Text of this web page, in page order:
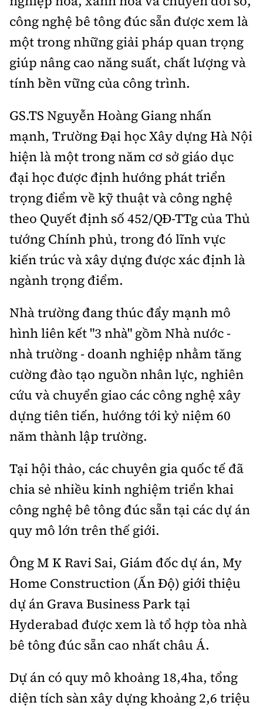
Tổng biên tập:Nguyễn Thị Hồng Nga
Phó Tổng biên tập:Nguyễn Sơn Tùng,
Nguyễn Đức Thắng, La Đức Hùng
Hotline:
0901 514 799
Quảng cáo và Phát hành:
0915 057 282
Cấm sao chép dưới mọi hình thức nếu không có sự
chấp thuận bằng văn bản.
Thông tin tòa
soạn
công nghệ bê tông đúc sẵn được xem là
một trong những giải pháp quan trọng
giúp nâng cao năng suất, chất lượng và
tính bền vững của công trình.
GS.TS Nguyễn Hoàng Giang nhấn
mạnh, Trường Đại học Xây dựng Hà Nội
hiện là một trong năm cơ sở giáo dục
đại học được định hướng phát triển
trọng điểm về kỹ thuật và công nghệ
theo Quyết định số 452/QĐ-TTg của Thủ
tướng Chính phủ, trong đó lĩnh vực
kiến trúc và xây dựng được xác định là
ngành trọng điểm.
Nhà trường đang thúc đẩy mạnh mô
hình liên kết "3 nhà" gồm Nhà nước -
nhà trường - doanh nghiệp nhằm tăng
cường đào tạo nguồn nhân lực, nghiên
cứu và chuyển giao các công nghệ xây
dựng tiên tiến, hướng tới kỷ niệm 60
năm thành lập trường.
Tại hội thảo, các chuyên gia quốc tế đã
chia sẻ nhiều kinh nghiệm triển khai
công nghệ bê tông đúc sẵn tại các dự án
quy mô lớn trên thế giới.
Ông M K Ravi Sai, Giám đốc dự án, My
Home Construction (Ấn Độ) giới thiệu
dự án Grava Business Park tại
Hyderabad được xem là tổ hợp tòa nhà
bê tông đúc sẵn cao nhất châu Á.
Dự án có quy mô khoảng 18,4ha, tổng
diện tích sàn xây dựng khoảng 2,6 triệu